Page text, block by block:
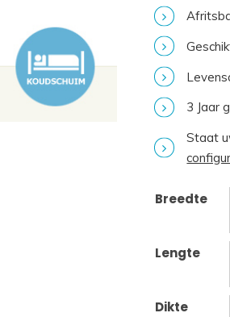
3 Jaar
Staat
Breedte
Lengte
Dikte